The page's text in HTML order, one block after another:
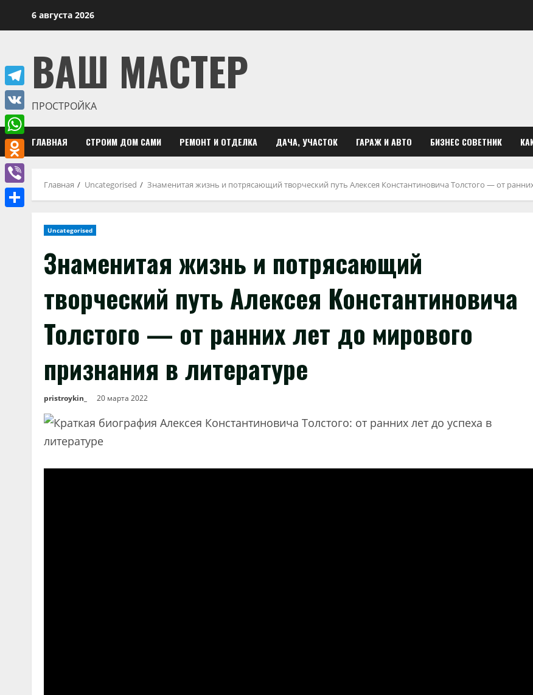
6 августа 2026
ВАШ МАСТЕР
ПРОСТРОЙКА
ГЛАВНАЯ СТРОИМ ДОМ САМИ РЕМОНТ И ОТДЕЛКА ДАЧА, УЧАСТОК ГАРАЖ И АВТО БИЗНЕС СОВЕТНИК
Главная Uncategorised Знаменитая жизнь и потрясающий творческий путь Алексея Константиновича Толстого — от
Uncategorised
Знаменитая жизнь и потрясающий
творческий путь Алексея Константиновича
Толстого — от ранних лет до мирового
признания в литературе
pristroykin_ 20 марта 2022
Telegram
VK
WhatsApp
Odnoklassniki
Viber